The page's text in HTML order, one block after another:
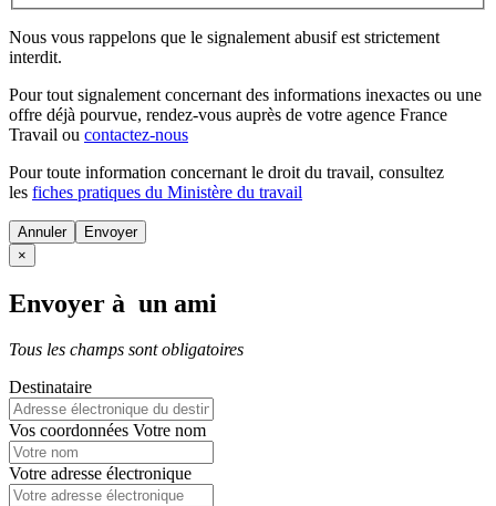
Nous vous rappelons que le signalement abusif est strictement
interdit.
Pour tout signalement concernant des informations inexactes ou une
offre déjà pourvue, rendez-vous auprès de votre agence France
Travail ou contactez-nous
Pour toute information concernant le droit du travail, consultez
les fiches pratiques du Ministère du travail
Annuler
×
Envoyer à un ami
Tous les champs sont obligatoires
Destinataire
Vos coordonnées Votre nom
Votre adresse électronique